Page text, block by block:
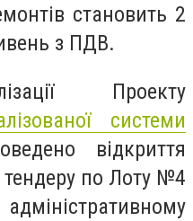
становить 2
з ПДВ.
Проекту
системи
відкриття
тендеру по Лоту №4